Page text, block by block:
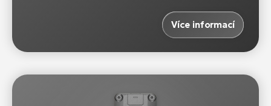
Více informací